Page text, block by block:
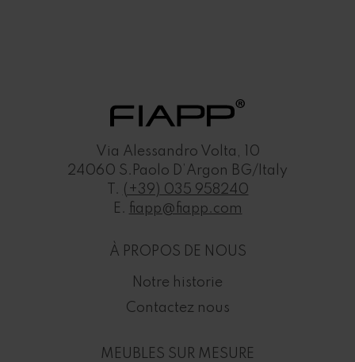
Via Alessandro Volta, 10
24060 S.Paolo D’Argon BG/Italy
T. (+39) 035 958240
E. fiapp@fiapp.com
À PROPOS DE NOUS
Notre historie
Contactez nous
MEUBLES SUR MESURE